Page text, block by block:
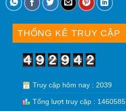
THỐNG KÊ TRUY CẬP
Truy cập hôm nay : 2039
Tổng lượt truy cập : 1460585